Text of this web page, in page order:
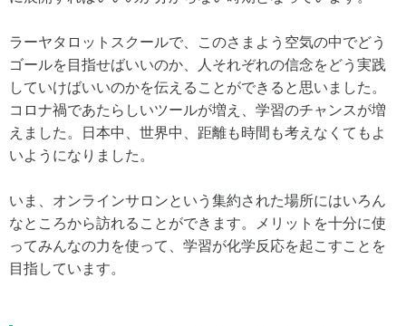
ラーヤタロットスクールで、このさまよう空気の中でどう
ゴールを目指せばいいのか、人それぞれの信念をどう実践
していけばいいのかを伝えることができると思いました。
コロナ禍であたらしいツールが増え、学習のチャンスが増
えました。日本中、世界中、距離も時間も考えなくてもよ
いようになりました。
いま、オンラインサロンという集約された場所にはいろん
なところから訪れることができます。メリットを十分に使
ってみんなの力を使って、学習が化学反応を起こすことを
目指しています。